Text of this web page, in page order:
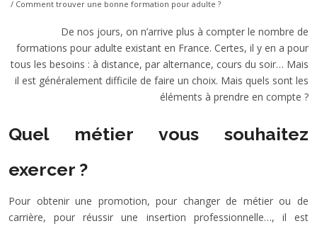
/ Comment trouver une bonne formation pour adulte ?
De nos jours, on n’arrive plus à compter le nombre de
formations pour adulte existant en France. Certes, il y en a pour
tous les besoins : à distance, par alternance, cours du soir… Mais
il est généralement difficile de faire un choix. Mais quels sont les
éléments à prendre en compte ?
Quel métier vous souhaitez
exercer ?
Pour obtenir une promotion, pour changer de métier ou de
carrière, pour réussir une insertion professionnelle…, il est